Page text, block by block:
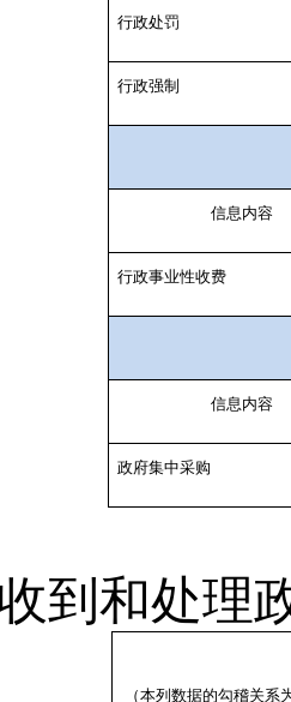
行政处罚
行政强制
信息内容
行政事业性收费
信息内容
政府集中采购
到和处理
（本列数据的勾稽关系